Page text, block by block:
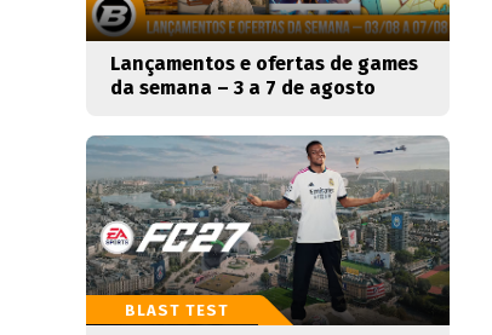
Lançamentos e ofertas de games
da semana – 3 a 7 de agosto
BLAST TEST